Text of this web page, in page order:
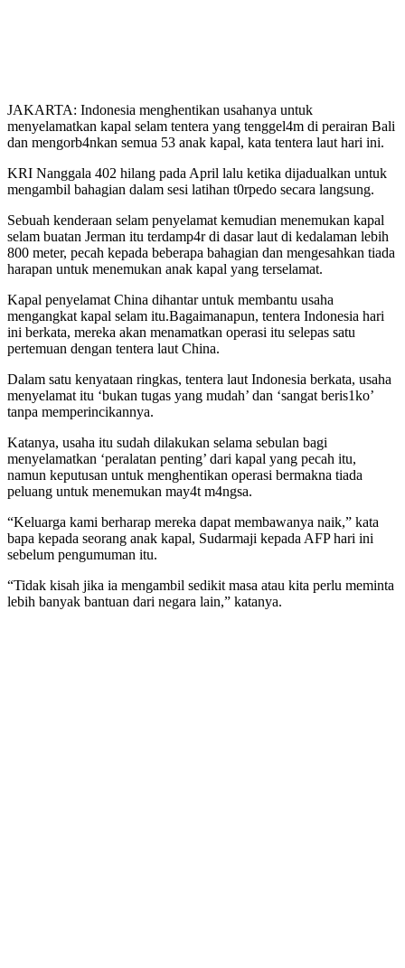
JAKARTA: Indonesia menghentikan usahanya untuk
menyelamatkan kapal selam tentera yang tenggel4m di perairan Bali
dan mengorb4nkan semua 53 anak kapal, kata tentera laut hari ini.
KRI Nanggala 402 hilang pada April lalu ketika dijadualkan untuk
mengambil bahagian dalam sesi latihan t0rpedo secara langsung.
Sebuah kenderaan selam penyelamat kemudian menemukan kapal
selam buatan Jerman itu terdamp4r di dasar laut di kedalaman lebih
800 meter, pecah kepada beberapa bahagian dan mengesahkan tiada
harapan untuk menemukan anak kapal yang terselamat.
Kapal penyelamat China dihantar untuk membantu usaha
mengangkat kapal selam itu.Bagaimanapun, tentera Indonesia hari
ini berkata, mereka akan menamatkan operasi itu selepas satu
pertemuan dengan tentera laut China.
Dalam satu kenyataan ringkas, tentera laut Indonesia berkata, usaha
menyelamat itu ‘bukan tugas yang mudah’ dan ‘sangat beris1ko’
tanpa memperincikannya.
Katanya, usaha itu sudah dilakukan selama sebulan bagi
menyelamatkan ‘peralatan penting’ dari kapal yang pecah itu,
namun keputusan untuk menghentikan operasi bermakna tiada
peluang untuk menemukan may4t m4ngsa.
“Keluarga kami berharap mereka dapat membawanya naik,” kata
bapa kepada seorang anak kapal, Sudarmaji kepada AFP hari ini
sebelum pengumuman itu.
“Tidak kisah jika ia mengambil sedikit masa atau kita perlu meminta
lebih banyak bantuan dari negara lain,” katanya.